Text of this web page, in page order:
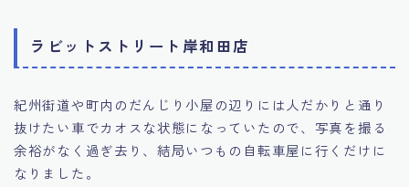
ラビットストリート岸和田店
紀州街道や町内のだんじり小屋の辺りには人だかりと通り
抜けたい車でカオスな状態になっていたので、写真を撮る
余裕がなく過ぎ去り、結局いつもの自転車屋に行くだけに
なりました。